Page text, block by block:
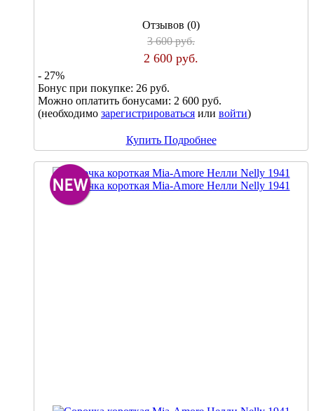
Отзывов (0)
3 600 руб.
2 600 руб.
- 27%
Бонус при покупке: 26 руб.
Можно оплатить бонусами: 2 600 руб.
(необходимо зарегистрироваться или войти)
Купить Подробнее